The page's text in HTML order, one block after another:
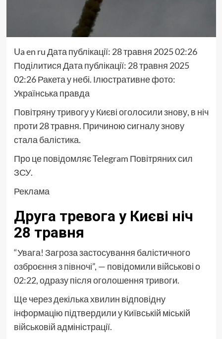
Uaen ruДата публікації: 28 травня 2025 02:26
ПоділитисяДата публікації: 28 травня 2025
02:26Ракета у небі. Ілюстративне фото:
Українська правда
Повітряну тривогу у Києві оголосили знову, в ніч
проти 28 травня. Причиною сигналу знову
стала балістика.
Про це повідомляє Telegram Повітряних сил
ЗСУ.
Реклама
Друга тревога у Києві ніч
28 травня
“Увага! Загроза застосування балістичного
озброєння з півночі”, — повідомили військові о
02:22, одразу після оголошення тривоги.
Ще через декілька хвилин відповідну
інформацію підтвердили у Київській міській
військовій адміністрації.